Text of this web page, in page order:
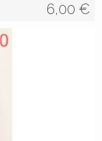
6,00 €